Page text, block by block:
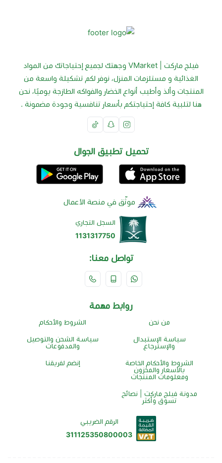
فيلج ماركت | VMarket وجهتك لجميع إحتياجاتك من المواد
الغذائية و مستلزمات المنزل، نوفر لكم تشكيلة واسعة من
المنتجات وألذ وأطيب أنواع الخضار والفواكه الطازجة يوميًا، نحن
هنا لتلبية كافة إحتياجتكم بأسعار تنافسية وجودة مضمونة .
تحميل تطبيق الجوال
موثّق في منصة الأعمال
السجل التجاري
1131317750
تواصل معنا:
روابط مهمة
من نحن الشروط والأحكام
سياسة الإستبدال
والإسترجاع
سياسة الشحن والتوصيل
والمدفوعات
الشروط والأحكام الخاصة
بالأسعار والمخزون
ومعلومات المنتجات
إنضم لفريقنا
مدونة فيلج ماركت | نصائح
تسوق وأكثر
الرقم الضريبي
311125350800003